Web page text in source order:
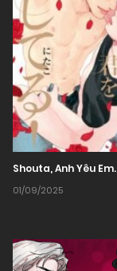
Shouta, Anh Yêu Em.
01/09/2025